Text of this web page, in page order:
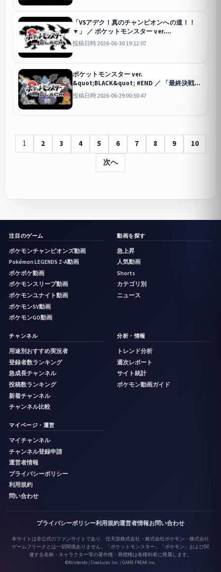
「VSアデク！真のチャンピオンへの道！！
▼」 ／ ポケットモンスター ver.
&quot;BLACK&quot; #END
投稿日時 2026-06-30 19:12:07
ポケットモンスター ver.
&quot;BLACK&quot; #END ／ 「最終決戦！
四天王&amp;チャンピオン&amp;プラズマ
団！！▼」
投稿日時 2026-06-29 00:50:47
1 2 3 4 5 6 7 8 9
10
次へ
注目のゲーム
ポケモンチャンピオンズ動画
Pokémon LEGENDS Z-A動画
ポケポケ動画
ポケモンスリープ動画
ポケモンユナイト動画
ポケモンSV動画
ポケモンGO動画
動画を探す
急上昇
人気動画
Shorts
カテゴリ別
ニュース
チャンネル
用途別おすすめ実況者
登録者数ランキング
急成長チャンネル
投稿数ランキング
新着チャンネル
チャンネル比較
分析・情報
トレンド分析
週次レポート
サイト統計
ポケモン動画ガイド
マイページ・運営
マイチャンネル
チャンネル登録申請
運営者情報
プライバシーポリシー
利用規約
問い合わせ
プライバシーポリシー利用規約運営者情報お問い合わせ
本サイトは非公式のファンサイトであり、任天堂株式会社・株式会社ポケモン・株式会社
ゲームフリークとは一切関係ありません。「ポケットモンスター」「ポケモン」および関
連する名称・キャラクター等の著作権・商標権は各権利者に帰属します。
©Nintendo / Creatures Inc. / GAME FREAK inc.